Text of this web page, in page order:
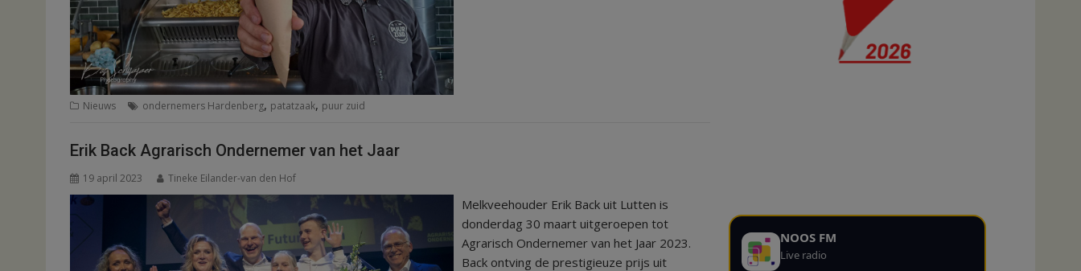
Nieuws ondernemers Hardenberg, patatzaak, puur zuid
Erik Back Agrarisch Ondernemer van het Jaar
19 april 2023 Tineke Eilander-van den Hof
Melkveehouder Erik Back uit Lutten is
donderdag 30 maart uitgeroepen tot
Agrarisch Ondernemer van het Jaar 2023.
Back ontving de prestigieuze prijs uit
NOOS FM
Live radio